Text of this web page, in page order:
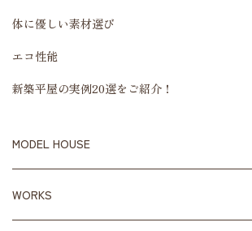
体に優しい素材選び
エコ性能
新築平屋の実例20選をご紹介！
MODEL HOUSE
WORKS